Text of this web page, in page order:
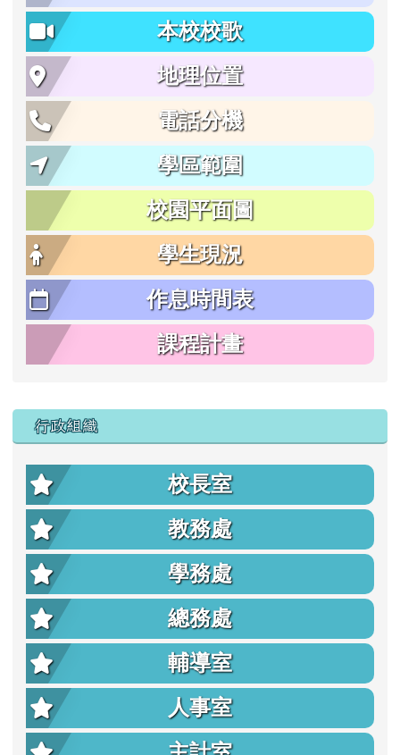
本校校歌
地理位置
電話分機
學區範圍
校園平面圖
學生現況
作息時間表
課程計畫
行政組織
校長室
教務處
學務處
總務處
輔導室
人事室